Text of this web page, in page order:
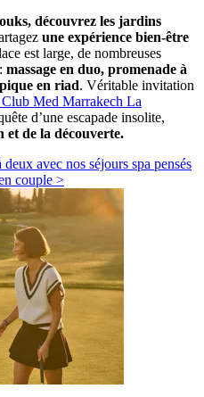
découvrez les jardins
une expérience bien-être
est large, de nombreuses
massage en duo, promenade à
en riad. Véritable invitation
Med Marrakech La
d’une escapade insolite,
et de la découverte.
avec nos séjours spa pensés
couple >